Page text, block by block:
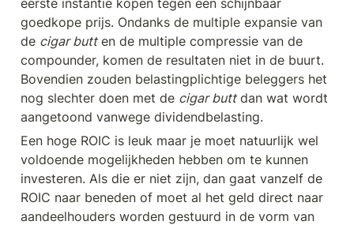
goedkope prijs. Ondanks de multiple expansie van
de cigar butt en de multiple compressie van de
compounder, komen de resultaten niet in de buurt.
Bovendien zouden belastingplichtige beleggers het
nog slechter doen met de cigar butt dan wat wordt
aangetoond vanwege dividendbelasting.
Een hoge ROIC is leuk maar je moet natuurlijk wel
voldoende mogelijkheden hebben om te kunnen
investeren. Als die er niet zijn, dan gaat vanzelf de
ROIC naar beneden of moet al het geld direct naar
aandeelhouders worden gestuurd in de vorm van